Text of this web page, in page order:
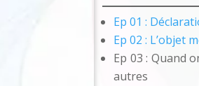
Ep 01 :
Ep 02 : L’objet
Ep 03 : Quand
autres